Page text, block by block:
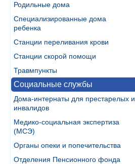
Родильные дома
Специализированные дома
ребенка
Станции переливания крови
Станции скорой помощи
Травмпункты
Социальные службы
Дома-интернаты для престарелых и
инвалидов
Медико-социальная экспертиза
(МСЭ)
Органы опеки и попечительства
Отделения Пенсионного фонда